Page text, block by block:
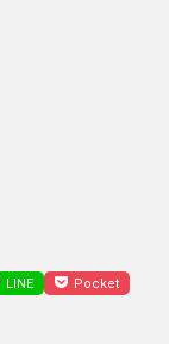
LINE
Pocket